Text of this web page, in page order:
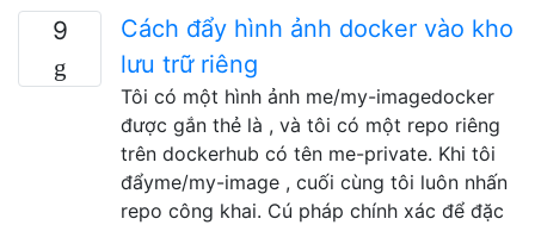
9
Cách đẩy hình ảnh docker vào kho
lưu trữ riêng
Tôi có một hình ảnh me/my-imagedocker
được gắn thẻ là , và tôi có một repo riêng
trên dockerhub có tên me-private. Khi tôi
đẩyme/my-image , cuối cùng tôi luôn nhấn
repo công khai. Cú pháp chính xác để đặc